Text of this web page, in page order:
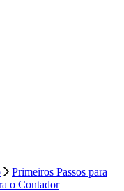
Primeiros Passos para
o Contador